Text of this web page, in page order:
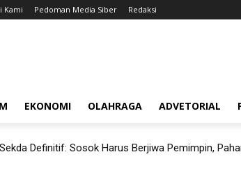
Kami Pedoman Media Siber Redaksi
EKONOMI OLAHRAGA ADVETORIAL
Definitif: Sosok Harus Berjiwa Pemimpin,